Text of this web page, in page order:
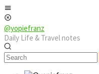
Skip
to
content
@yopiefranz
Daily Life & Travel notes